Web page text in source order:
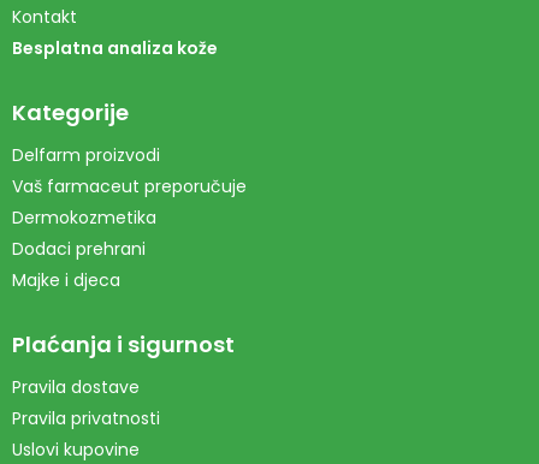
Kontakt
Besplatna analiza kože
Kategorije
Delfarm proizvodi
Vaš farmaceut preporučuje
Dermokozmetika
Dodaci prehrani
Majke i djeca
Plaćanja i sigurnost
Pravila dostave
Pravila privatnosti
Uslovi kupovine